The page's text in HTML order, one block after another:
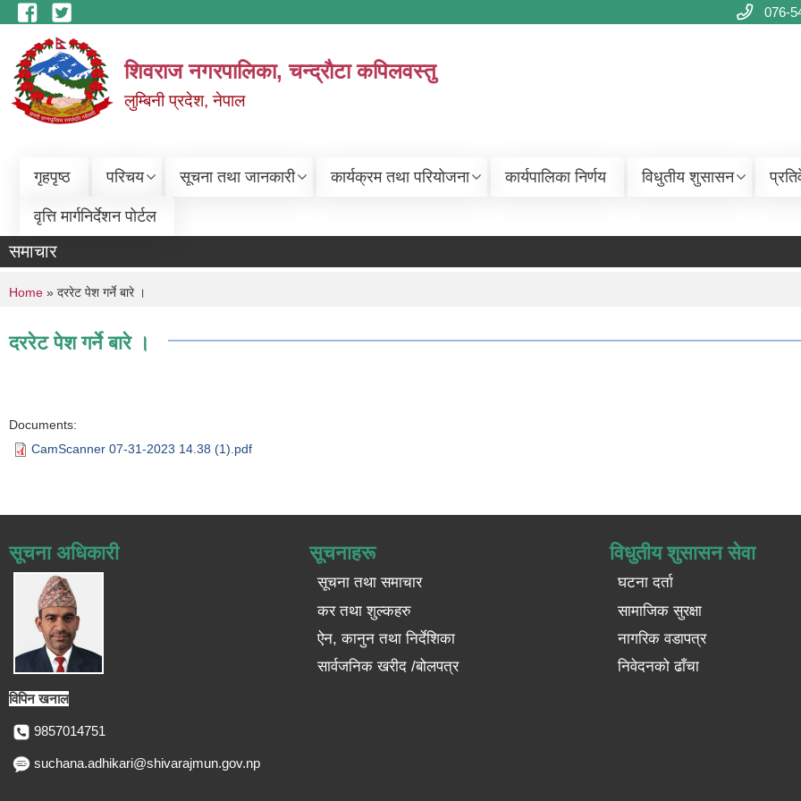
Skip to main content 076-
शिवराज नगरपालिका, चन्द्राैटा कपिलवस्तु
लुम्बिनी प्रदेश, नेपाल
गृहपृष्ठ परिचय सूचना तथा जानकारी कार्यक्रम तथा परियोजना कार्यपालिका निर्णय विधुतीय शुसासन
वृत्ति मार्गनिर्देशन पोर्टल
समाचार
You are here
Home » दररेट पेश गर्ने बारे ।
दररेट पेश गर्ने बारे ।
Documents:
CamScanner 07-31-2023 14.38 (1).pdf
सूचना अधिकारी
विपिन खनाल
9857014751
suchana.adhikari@shivarajmun.gov.np
सूचनाहरू
सूचना तथा समाचार
कर तथा शुल्कहरु
ऐन, कानुन तथा निर्देशिका
सार्वजनिक खरीद /बोलपत्र
विधुतीय शुसासन सेवा
घटना दर्ता
सामाजिक सुरक्षा
नागरिक वडापत्र
निवेदनको ढाँचा